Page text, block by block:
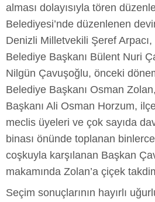
alması dolayısıyla tören
Belediyesi’nde düzenlenen
Denizli Milletvekili Şeref
Belediye Başkanı Bülent Nuri
Nilgün Çavuşoğlu, önceki
Belediye Başkanı Osman
Başkanı Ali Osman Horzum,
meclis üyeleri ve çok sayıda
binası önünde toplanan
coşkuyla karşılanan Başkan
makamında Zolan’a çiçek
Seçim sonuçlarının hayırlı